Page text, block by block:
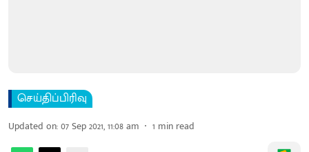
செய்திப்பிரிவு
Updated on:07 Sep 2021, 11:08 am 1 min read